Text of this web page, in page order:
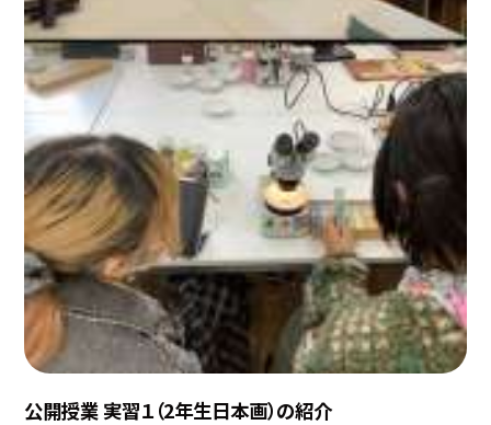
公開授業 実習１（2年生日本画）の紹介